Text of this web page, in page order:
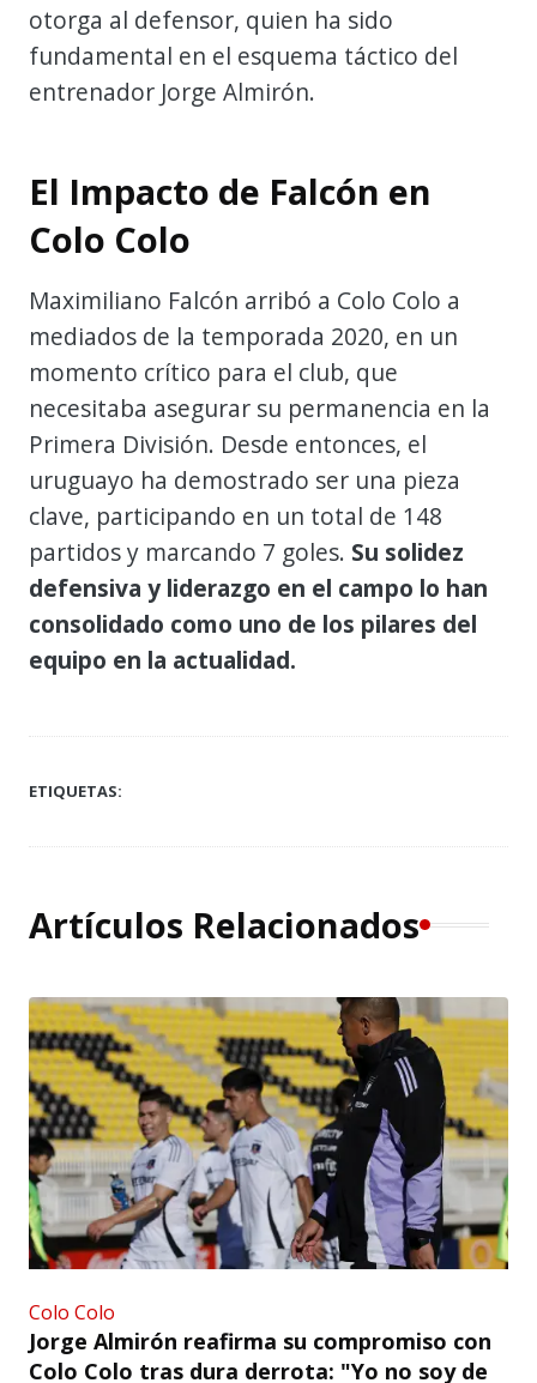
otorga al defensor, quien ha sido
fundamental en el esquema táctico del
entrenador Jorge Almirón.
El Impacto de Falcón en
Colo Colo
Maximiliano Falcón arribó a Colo Colo a
mediados de la temporada 2020, en un
momento crítico para el club, que
necesitaba asegurar su permanencia en la
Primera División. Desde entonces, el
uruguayo ha demostrado ser una pieza
clave, participando en un total de 148
partidos y marcando 7 goles. Su solidez
defensiva y liderazgo en el campo lo han
consolidado como uno de los pilares del
equipo en la actualidad.
ETIQUETAS:
Artículos Relacionados
Colo Colo
Jorge Almirón reafirma su compromiso con
Colo Colo tras dura derrota: "Yo no soy de